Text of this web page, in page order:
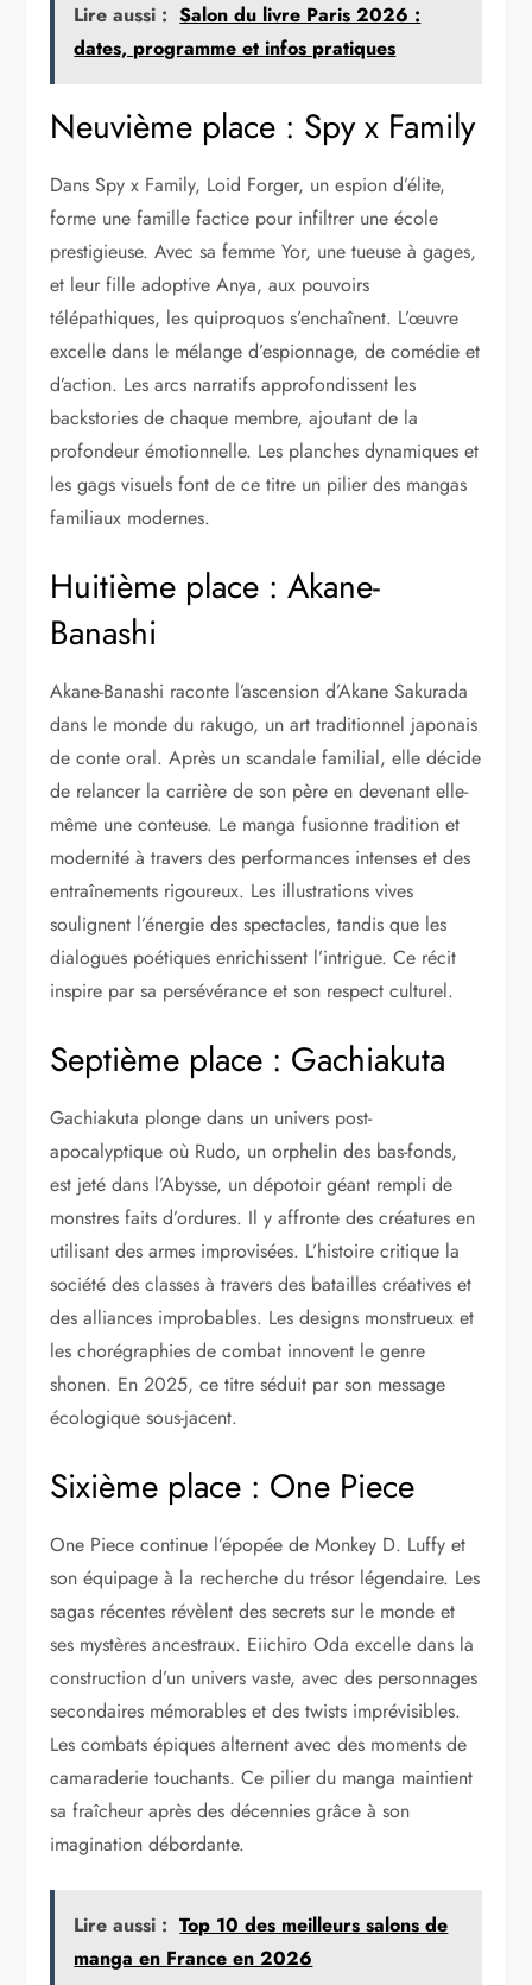
Lire aussi : Salon du livre Paris 2026 :
dates, programme et infos pratiques
Neuvième place : Spy x Family
Dans Spy x Family, Loid Forger, un espion d’élite,
forme une famille factice pour infiltrer une école
prestigieuse. Avec sa femme Yor, une tueuse à gages,
et leur fille adoptive Anya, aux pouvoirs
télépathiques, les quiproquos s’enchaînent. L’œuvre
excelle dans le mélange d’espionnage, de comédie et
d’action. Les arcs narratifs approfondissent les
backstories de chaque membre, ajoutant de la
profondeur émotionnelle. Les planches dynamiques et
les gags visuels font de ce titre un pilier des mangas
familiaux modernes.
Huitième place : Akane-
Banashi
Akane-Banashi raconte l’ascension d’Akane Sakurada
dans le monde du rakugo, un art traditionnel japonais
de conte oral. Après un scandale familial, elle décide
de relancer la carrière de son père en devenant elle-
même une conteuse. Le manga fusionne tradition et
modernité à travers des performances intenses et des
entraînements rigoureux. Les illustrations vives
soulignent l’énergie des spectacles, tandis que les
dialogues poétiques enrichissent l’intrigue. Ce récit
inspire par sa persévérance et son respect culturel.
Septième place : Gachiakuta
Gachiakuta plonge dans un univers post-
apocalyptique où Rudo, un orphelin des bas-fonds,
est jeté dans l’Abysse, un dépotoir géant rempli de
monstres faits d’ordures. Il y affronte des créatures en
utilisant des armes improvisées. L’histoire critique la
société des classes à travers des batailles créatives et
des alliances improbables. Les designs monstrueux et
les chorégraphies de combat innovent le genre
shonen. En 2025, ce titre séduit par son message
écologique sous-jacent.
Sixième place : One Piece
One Piece continue l’épopée de Monkey D. Luffy et
son équipage à la recherche du trésor légendaire. Les
sagas récentes révèlent des secrets sur le monde et
ses mystères ancestraux. Eiichiro Oda excelle dans la
construction d’un univers vaste, avec des personnages
secondaires mémorables et des twists imprévisibles.
Les combats épiques alternent avec des moments de
camaraderie touchants. Ce pilier du manga maintient
sa fraîcheur après des décennies grâce à son
imagination débordante.
Lire aussi : Top 10 des meilleurs salons de
manga en France en 2026